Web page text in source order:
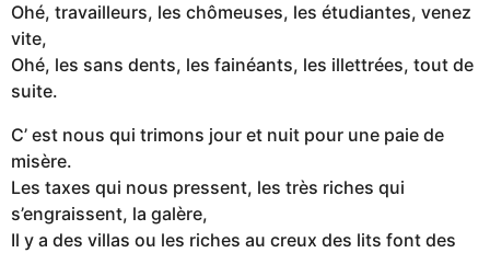
Ohé, travailleurs, les chômeuses, les étudiantes, venez
vite,
Ohé, les sans dents, les fainéants, les illettrées, tout de
suite.
C’ est nous qui trimons jour et nuit pour une paie de
misère.
Les taxes qui nous pressent, les très riches qui
s’engraissent, la galère,
Il y a des villas ou les riches au creux des lits font des